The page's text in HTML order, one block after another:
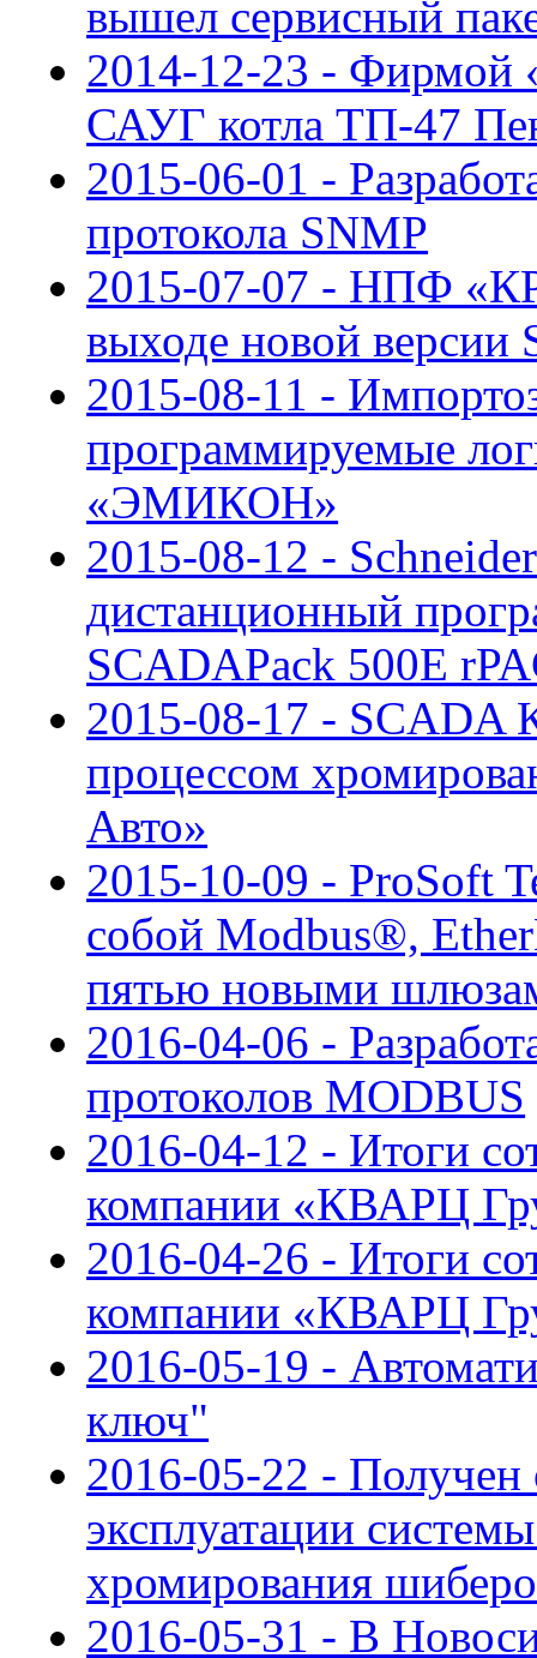
вышел сервисный
2014-12-23 - Фирмой
САУГ котла ТП-47
2015-06-01 -
протокола SNMP
2015-07-07 - НПФ
выходе новой
2015-08-11 -
программируемые
«ЭМИКОН»
2015-08-12 -
дистанционный
SCADAPack 500E
2015-08-17 - SCADA
процессом
Авто»
2015-10-09 - ProSoft
собой Modbus®,
пятью новыми
2016-04-06 -
протоколов MODBUS
2016-04-12 - Итоги
компании «КВАРЦ
2016-04-26 - Итоги
компании «КВАРЦ
2016-05-19 -
ключ"
2016-05-22 -
эксплуатации
хромирования
2016-05-31 - В